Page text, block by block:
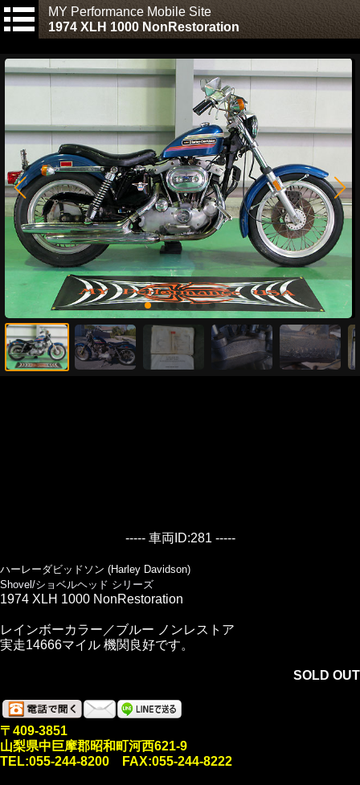
MY Performance Mobile Site
1974 XLH 1000 NonRestoration
----- 車両ID:281 -----
ハーレーダビッドソン (Harley Davidson)
Shovel/ショベルヘッド シリーズ
1974 XLH 1000 NonRestoration
レインボーカラー／ブルー ノンレストア
実走14666マイル 機関良好です。
SOLD OUT
〒409-3851
山梨県中巨摩郡昭和町河西621-9
TEL:055-244-8200 FAX:055-244-8222